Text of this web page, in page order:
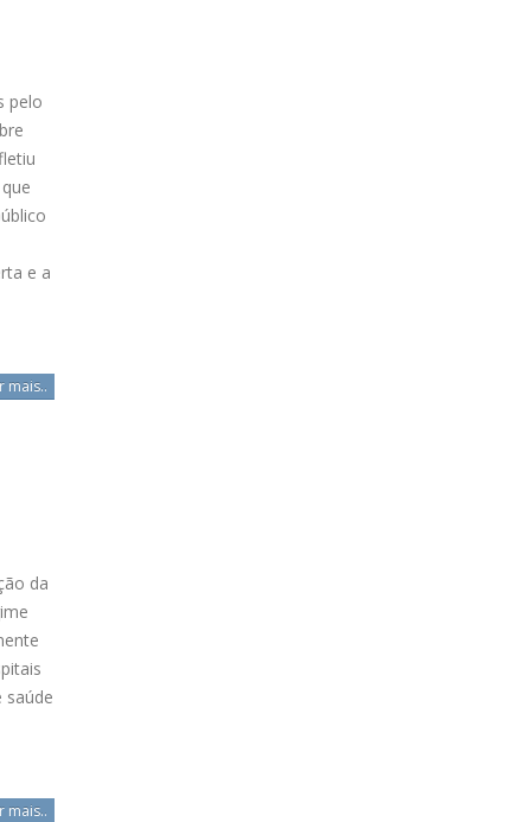
pelo
e a
mais..
da
saúde
mais..